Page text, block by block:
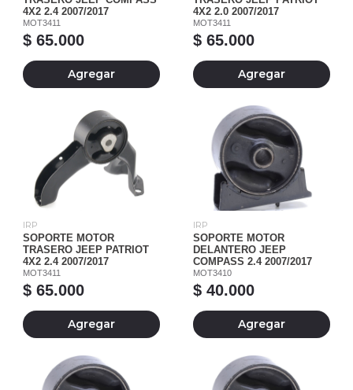
4X2 2.4 2007/2017
MOT3411
$ 65.000
Agregar
4X2 2.0 2007/2017
MOT3411
$ 65.000
Agregar
IRP
SOPORTE MOTOR
TRASERO JEEP PATRIOT
4X2 2.4 2007/2017
MOT3411
$ 65.000
Agregar
IRP
SOPORTE MOTOR
DELANTERO JEEP
COMPASS 2.4 2007/2017
MOT3410
$ 40.000
Agregar